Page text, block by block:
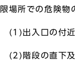
限場所での危険物
(1)出入口の付近
(2)階段の直下及